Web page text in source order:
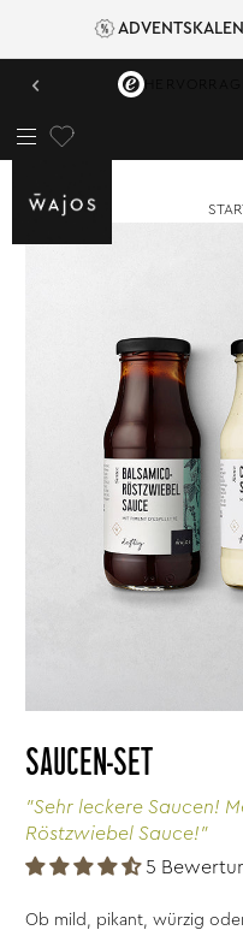
‹
SAUCEN-SET
"Sehr leckere Saucen!
Röstzwiebel Sauce!"
5
Ob mild, pikant, würzig